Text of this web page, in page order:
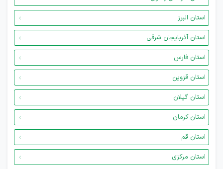
استان البرز
استان آذربایجان شرقی
استان فارس
استان قزوین
استان گیلان
استان کرمان
استان قم
استان مرکزی